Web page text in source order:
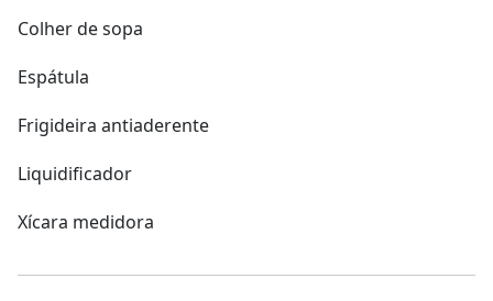
Colher de sopa
Espátula
Frigideira antiaderente
Liquidificador
Xícara medidora